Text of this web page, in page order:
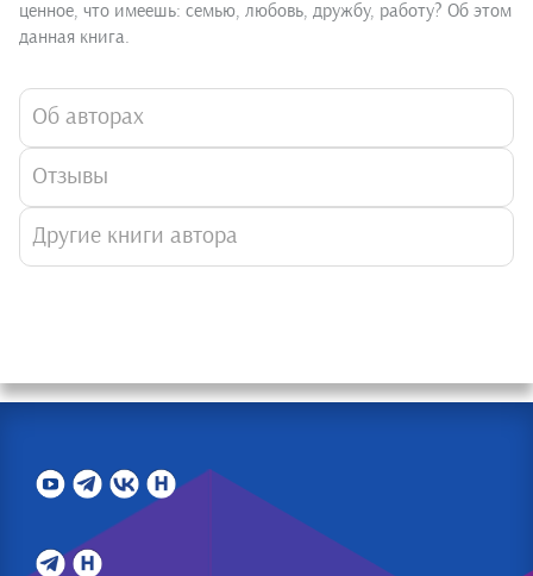
ценное, что имеешь: семью, любовь, дружбу, работу? Об этом
данная книга.
Об авторах
Отзывы
Другие книги автора